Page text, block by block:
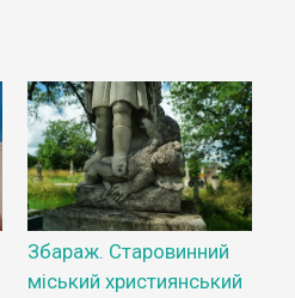
Збараж. Старовинний
міський християнський